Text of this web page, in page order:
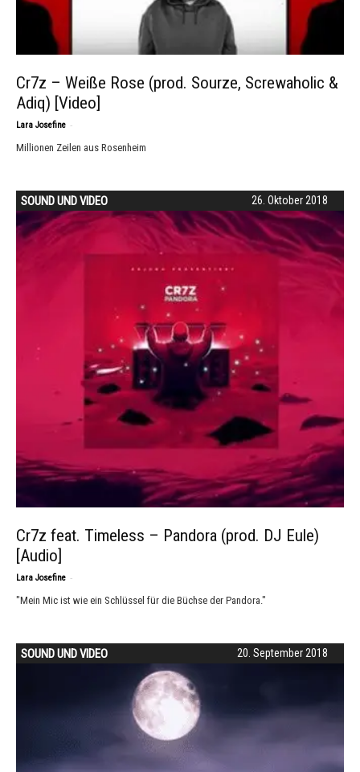
Cr7z – Weiße Rose (prod. Sourze, Screwaholic &
Adiq) [Video]
Lara Josefine -
Millionen Zeilen aus Rosenheim
26. Oktober 2018
SOUND UND VIDEO
Cr7z feat. Timeless – Pandora (prod. DJ Eule)
[Audio]
Lara Josefine -
"Mein Mic ist wie ein Schlüssel für die Büchse der Pandora."
20. September 2018
SOUND UND VIDEO